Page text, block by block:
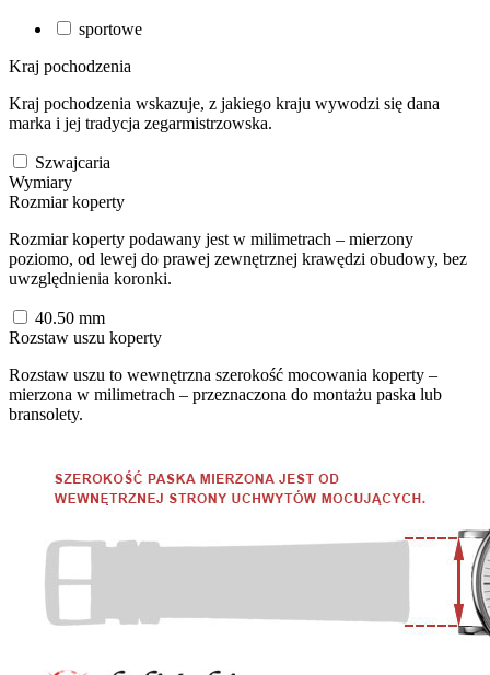
sportowe
Kraj pochodzenia
Kraj pochodzenia wskazuje, z jakiego kraju wywodzi się dana
marka i jej tradycja zegarmistrzowska.
Szwajcaria
Wymiary
Rozmiar koperty
Rozmiar koperty podawany jest w milimetrach – mierzony
poziomo, od lewej do prawej zewnętrznej krawędzi obudowy, bez
uwzględnienia koronki.
40.50 mm
Rozstaw uszu koperty
Rozstaw uszu to wewnętrzna szerokość mocowania koperty –
mierzona w milimetrach – przeznaczona do montażu paska lub
bransolety.